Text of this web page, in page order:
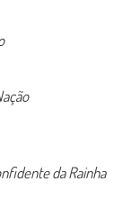
da Rainha